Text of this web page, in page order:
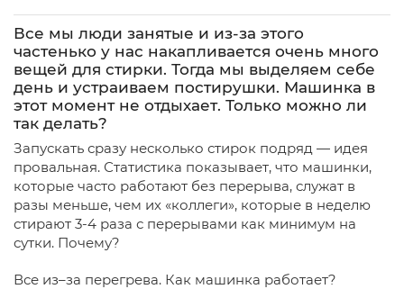
Все мы люди занятые и из-за этого
частенько у нас накапливается очень много
вещей для стирки. Тогда мы выделяем себе
день и устраиваем постирушки. Машинка в
этот момент не отдыхает. Только можно ли
так делать?
Запускать сразу несколько стирок подряд — идея
провальная. Статистика показывает, что машинки,
которые часто работают без перерыва, служат в
разы меньше, чем их «коллеги», которые в неделю
стирают 3-4 раза с перерывами как минимум на
сутки. Почему?
Все из–за перегрева. Как машинка работает?